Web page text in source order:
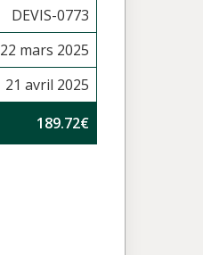
DEVIS-0773
22 mars 2025
21 avril 2025
189.72€